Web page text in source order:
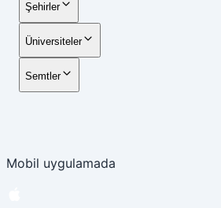
Şehirler
Üniversiteler
Semtler
Mobil uygulamada